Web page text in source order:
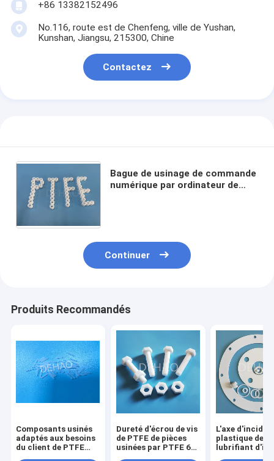
+86 13382152496
No.116, route est de Chenfeng, ville de Yushan,
Kunshan, Jiangsu, 215300, Chine
Contactez
Bague de usinage de commande
numérique par ordinateur de
Continuer
Produits Recommandés
Composants usinés
adaptés aux besoins
du client de PTFE
Dureté d'écrou de vis
de PTFE de pièces
usinées par PTFE 60
L'axe
plastique de
lubrifiant